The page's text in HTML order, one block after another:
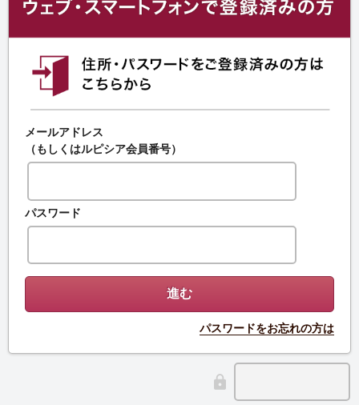
メールアドレス
（もしくはルピシア会員番号）
パスワード
パスワードをお忘れの方は